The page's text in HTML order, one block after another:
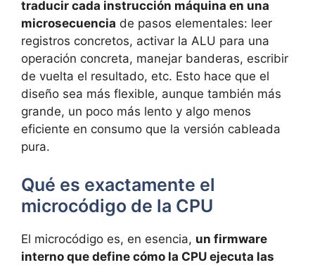
traducir cada instrucción máquina en una
microsecuencia de pasos elementales: leer
registros concretos, activar la ALU para una
operación concreta, manejar banderas, escribir
de vuelta el resultado, etc. Esto hace que el
diseño sea más flexible, aunque también más
grande, un poco más lento y algo menos
eficiente en consumo que la versión cableada
pura.
Qué es exactamente el
microcódigo de la CPU
El microcódigo es, en esencia, un firmware
interno que define cómo la CPU ejecuta las